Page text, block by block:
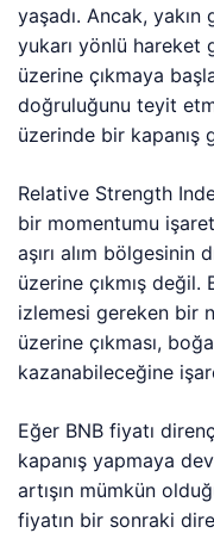
yaşadı. Ancak,
yukarı yönlü
üzerine çıkmaya
doğruluğunu teyit
üzerinde bir kapanış
Relative Strength
bir momentumu
aşırı alım bölgesinin
üzerine çıkmış değil.
izlemesi gereken bir
üzerine çıkması,
kazanabileceğine
Eğer BNB fiyatı
kapanış yapmaya
artışın mümkün
fiyatın bir sonraki